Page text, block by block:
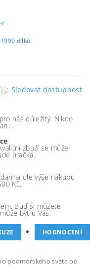
dílků
Sledovat dostupnost
nás důležitý. Nikdo
zboží se může
hračka.
dle výše nákupu
Kč.
Buď si můžete
být u Vás.
HODNOCENÍ
podmořského světa od